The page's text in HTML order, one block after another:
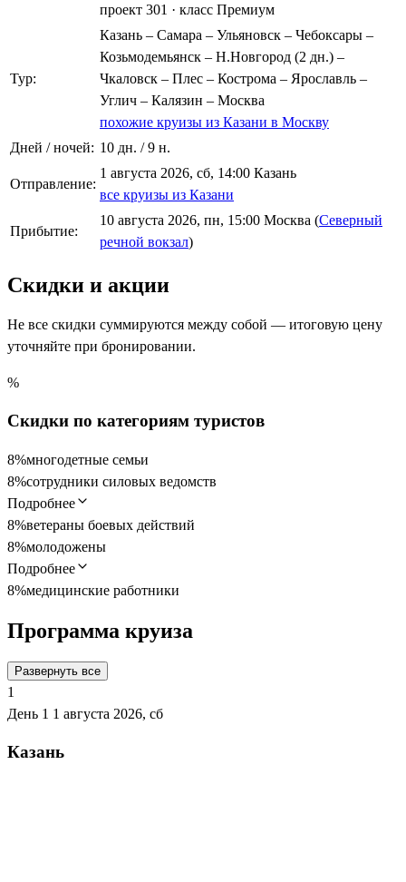
проект 301 · класс Премиум
Тур:
Казань – Самара – Ульяновск – Чебоксары –
Козьмодемьянск – Н.Новгород (2 дн.) –
Чкаловск – Плес – Кострома – Ярославль –
Углич – Калязин – Москва
похожие круизы из Казани в Москву
Дней / ночей: 10 дн. / 9 н.
Отправление:
1 августа 2026, сб, 14:00 Казань
все круизы из Казани
Прибытие:
10 августа 2026, пн, 15:00 Москва (Северный
речной вокзал)
Скидки и акции
Не все скидки суммируются между собой — итоговую цену
уточняйте при бронировании.
%
Скидки по категориям туристов
8%многодетные семьи
8%сотрудники силовых ведомств
Подробнее
8%ветераны боевых действий
8%молодожены
Подробнее
8%медицинские работники
Программа круиза
Развернуть все
1
День 1 1 августа 2026, сб
Казань